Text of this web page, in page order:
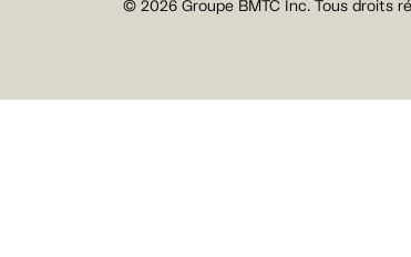
© 2026 Groupe BMTC Inc. Tous droits